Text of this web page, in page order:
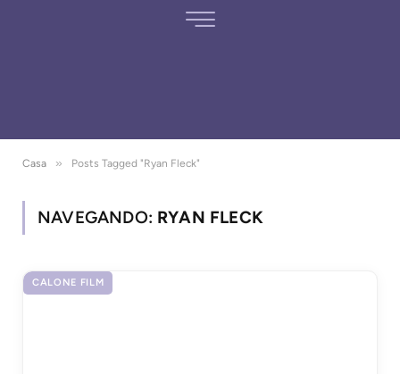
Casa » Posts Tagged "Ryan Fleck"
NAVEGANDO: RYAN FLECK
CALONE FILM